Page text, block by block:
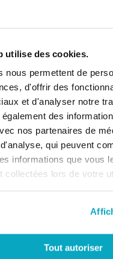
utilise des cookies.
nous permettent de
d'offrir des
et d'analyser notre
également des
nos partenaires de
qui peuvent
informations que vous
collectées lors de votre
Tout autoriser
Came KRONO
Came KRONO
portail battant
Came FROG-AE -